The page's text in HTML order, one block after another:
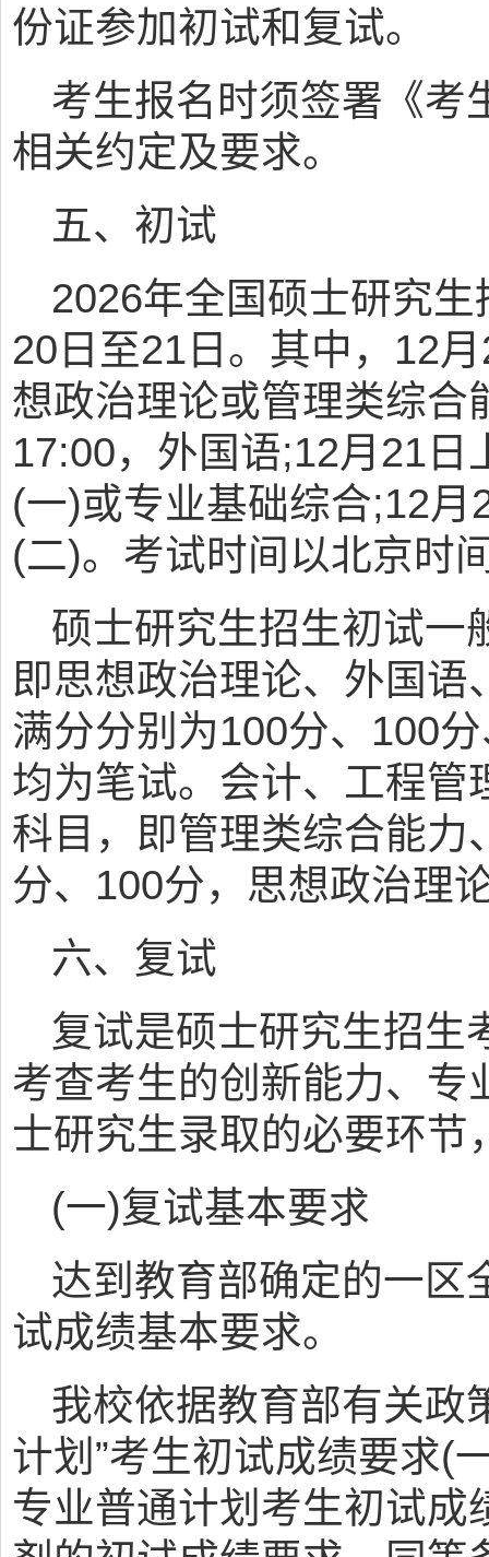
份证参加初试和复试。
考生报名时须签署《考
相关约定及要求。
五、初试
2026年全国硕士研究
20日至21日。其中，12
想政治理论或管理类综
17:00，外国语;12月21
(一)或专业基础综合;12
(二)。考试时间以北京时
硕士研究生招生初试一
即思想政治理论、外国
满分分别为100分、100
均为笔试。会计、工程管
科目，即管理类综合能力
分、100分，思想政治理
六、复试
复试是硕士研究生招生
考查考生的创新能力、专
士研究生录取的必要环节
(一)复试基本要求
达到教育部确定的一区
试成绩基本要求。
我校依据教育部有关政
计划”考生初试成绩要求(
专业普通计划考生初试